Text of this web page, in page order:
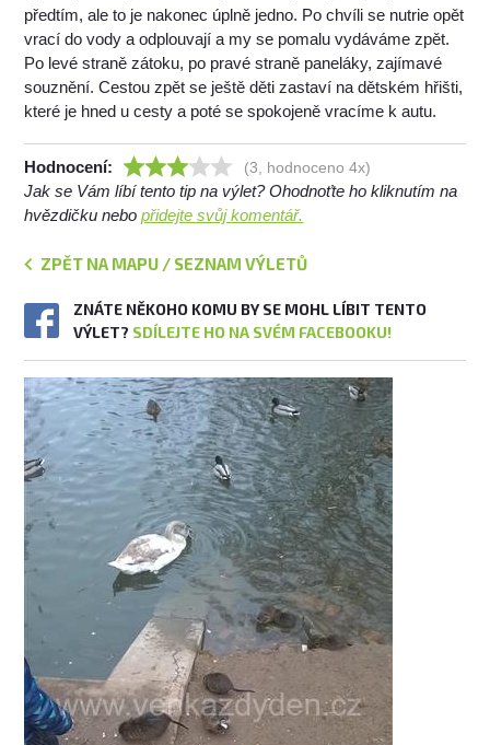
předtím, ale to je nakonec úplně jedno. Po chvíli se nutrie opět
vrací do vody a odplouvají a my se pomalu vydáváme zpět.
Po levé straně zátoku, po pravé straně paneláky, zajímavé
souznění. Cestou zpět se ještě děti zastaví na dětském hřišti,
které je hned u cesty a poté se spokojeně vracíme k autu.
Hodnocení: (3, hodnoceno 4x)
Jak se Vám líbí tento tip na výlet? Ohodnoťte ho kliknutím na
hvězdičku nebopřidejte svůj komentář.
ZPĚT NA MAPU / SEZNAM VÝLETŮ
ZNÁTE NĚKOHO KOMU BY SE MOHL LÍBIT TENTO
VÝLET? SDÍLEJTE HO NA SVÉM FACEBOOKU!